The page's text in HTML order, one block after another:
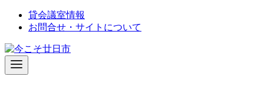
ン
ツ
へ
貸会議室情報
お問合せ・サイトについて